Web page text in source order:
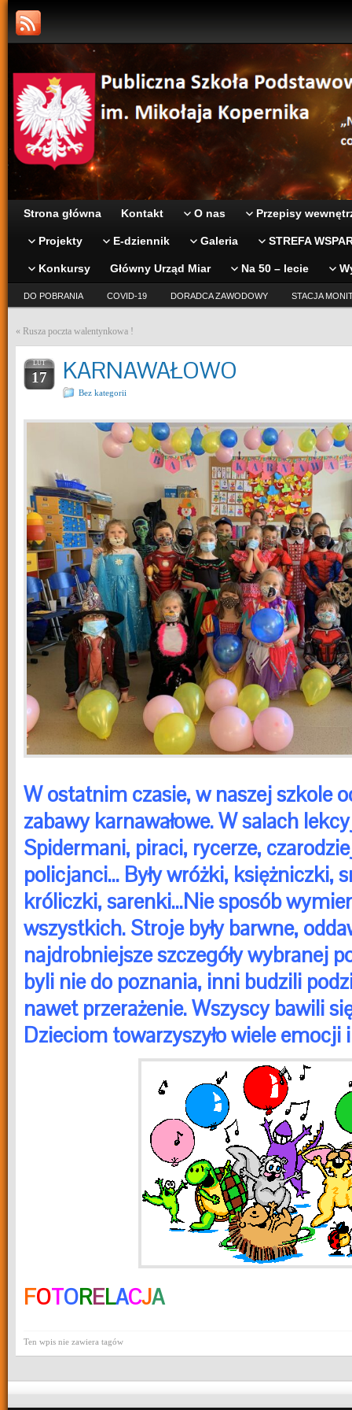
Strona główna Kontakt O nas Przepisy
Projekty E-dziennik Galeria STREFA
Konkursy Główny Urząd Miar Na 50 – lecie
DO POBRANIA COVID-19 DORADCA ZAWODOWY STACJA
« Rusza poczta walentynkowa !
LUT
17 KARNAWAŁOWO
Bez kategorii
W ostatnim czasie, w naszej szkole
zabawy karnawałowe.W salach
Spidermani, piraci, rycerze,
policjanci… Były wróżki, księżniczki,
króliczki, sarenki…Nie sposób
wszystkich. Stroje były barwne,
najdrobniejsze szczegóły wybranej
byli nie do poznania, inni budzili
nawet przerażenie. Wszyscy bawili
Dzieciom towarzyszyło wiele emocji
FOTORELACJA
Ten wpis nie zawiera tagów